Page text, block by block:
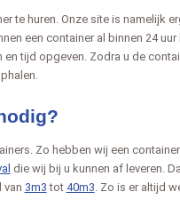
te huren. Onze site is namelijk
een container al binnen 24 uur
tijd opgeven. Zodra u de
Zo hebben wij een
die wij bij u kunnen af leveren.
van 3m3 tot 40m3 . Zo is er altijd